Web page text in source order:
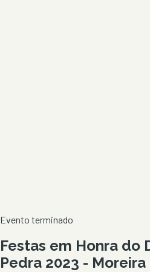
Evento terminado
Festas em Honra do
Pedra 2023 - Moreira